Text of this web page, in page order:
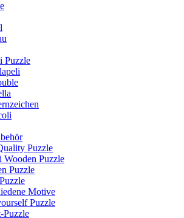
Puzzle
Puzzle
Wooden Puzzle
Puzzle
Motive
Puzzle
Puzzle